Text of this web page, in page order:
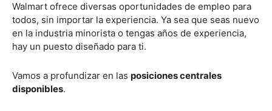
Walmart ofrece diversas oportunidades de empleo para
todos, sin importar la experiencia. Ya sea que seas nuevo
en la industria minorista o tengas años de experiencia,
hay un puesto diseñado para ti.
Vamos a profundizar en las posiciones centrales
disponibles.